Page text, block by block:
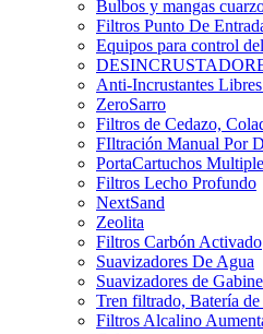
Bulbos y mangas
Filtros Punto De
Equipos para control
Anti-Incrustantes
ZeroSarro
Filtros de Cedazo,
FIltración Manual Por
PortaCartuchos
Filtros Lecho Profundo
NextSand
Zeolita
Filtros Carbón Activado
Suavizadores De Agua
Suavizadores de
Tren filtrado, Batería
Filtros Alcalino